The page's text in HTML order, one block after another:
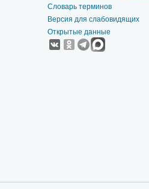
Словарь терминов
Версия для слабовидящих
Открытые данные